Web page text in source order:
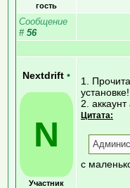
гость
Сообщение
# 56
Nextdrift •
N
Участник
1.
2.
Цитата:
с